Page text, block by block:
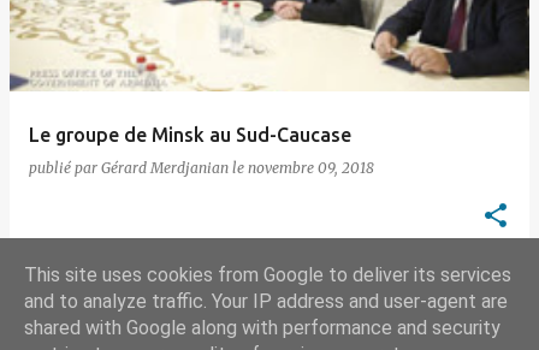
Le groupe de Minsk au Sud-Caucase
publié par Gérard Merdjanian le novembre 09, 2018
AUTRES ARTICLES
This site uses cookies from Google to deliver its services
and to analyze traffic. Your IP address and user-agent are
shared with Google along with performance and security